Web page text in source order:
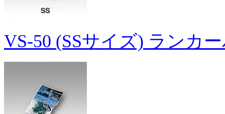
VS-50 (SSサイズ) ランカ